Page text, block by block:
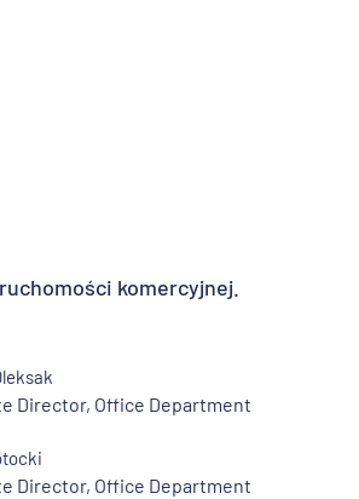
komercyjnej.
Director, Office Department
Director, Office Department